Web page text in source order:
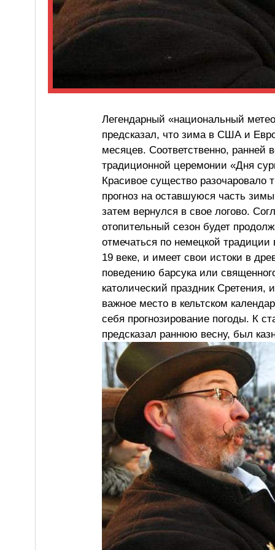
Легендарный «национальный
предсказал, что зима в США и
месяцев. Соответственно,
традиционной церемонии «Дня
Красивое существо
прогноз на оставшуюся часть
затем вернулся в свое логово.
отопительный сезон будет
отмечаться по немецкой
19 веке, и имеет свои истоки в
поведению барсука или
католический праздник Сретения,
важное место в кельтском
себя прогнозирование погоды. К
предсказал раннюю весну, был